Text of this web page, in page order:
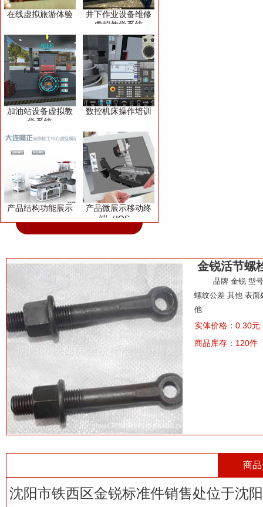
在线虚拟旅游体验
井下作业设备维修
虚拟教学系统
加油站设备虚拟教
学系统
数控机床操作培训
产品结构功能展示
产品微展示移动终
端（IOS、
金锐活节螺
品牌 金锐 型号
螺纹公差 其他 表面
他
实体价格：0.30元
商品库存：120件
商
沈阳市铁西区金锐标准件销售处位于沈